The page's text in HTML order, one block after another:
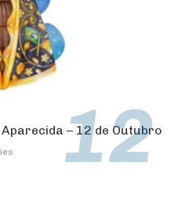
– 12 de Outubro